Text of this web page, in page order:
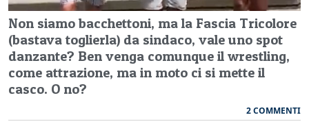
Non siamo bacchettoni, ma la Fascia Tricolore
(bastava toglierla) da sindaco, vale uno spot
danzante? Ben venga comunque il wrestling,
come attrazione, ma in moto ci si mette il
casco. O no?
2 COMMENTI